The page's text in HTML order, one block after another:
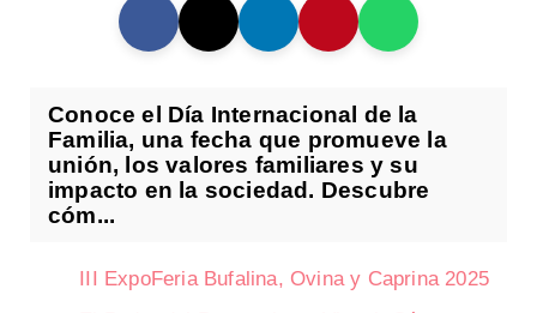
Conoce el Día Internacional de la
Familia, una fecha que promueve la
unión, los valores familiares y su
impacto en la sociedad. Descubre
cóm...
III ExpoFeria Bufalina, Ovina y Caprina 2025